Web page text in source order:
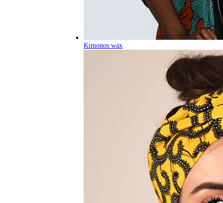
Kimonos wax